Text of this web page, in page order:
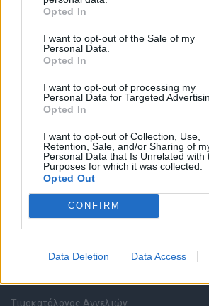
Opted In
I want to opt-out of the Sale of my
Personal Data.
Opted In
I want to opt-out of processing my
Personal Data for Targeted
Opted In
I want to opt-out of Collection, Use,
Retention, Sale, and/or Sharing of
Personal Data that Is Unrelated with
Purposes for which it was collected.
Opted Out
CONFIRM
Data Deletion Data Access
Καταχώρηση Online Βιογραφικού
Συμβουλές Καριέρας
HR corner
Ερωτήσεις συνεντεύξεων
Υπολογισμός καθαρού μισθού
Υπηρεσίες εταιριών
Τιμοκατάλογος Αγγελιών